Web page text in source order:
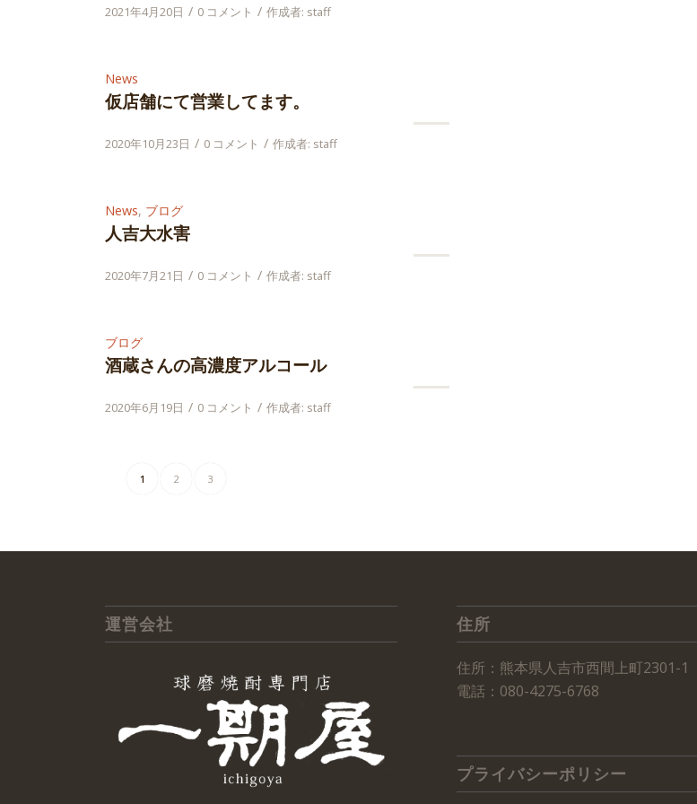
2021年4月20日 / 0 コメント / 作成者: staff
News
仮店舗にて営業してます。
2020年10月23日 / 0 コメント / 作成者: staff
News, ブログ
人吉大水害
2020年7月21日 / 0 コメント / 作成者: staff
ブログ
酒蔵さんの高濃度アルコール
2020年6月19日 / 0 コメント / 作成者: staff
1 2 3
運営会社 住所
住所：熊本県人吉市西間上町2301-1
電話：080-4275-6768
プライバシーポリシー